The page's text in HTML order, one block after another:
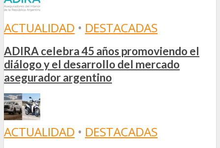
ACTUALIDAD • DESTACADAS
ADIRA celebra 45 años promoviendo el
diálogo y el desarrollo del mercado
asegurador argentino
ACTUALIDAD • DESTACADAS